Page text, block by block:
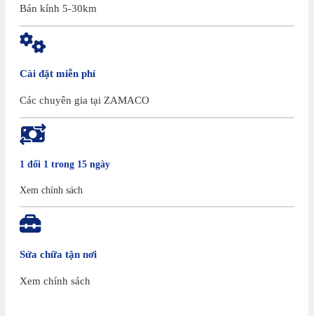
Bán kính 5-30km
Cài đặt miễn phí
Các chuyên gia tại ZAMACO
1 đổi 1 trong 15 ngày
Xem chính sách
Sửa chữa tận nơi
Xem chính sách